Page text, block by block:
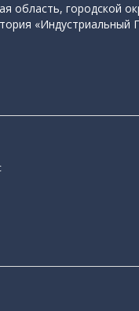
область, городской
«Индустриальный